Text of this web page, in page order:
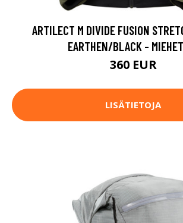
ARTILECT M DIVIDE FUSION
EARTHEN/BLACK -
360 EUR
LISÄTIETOJA